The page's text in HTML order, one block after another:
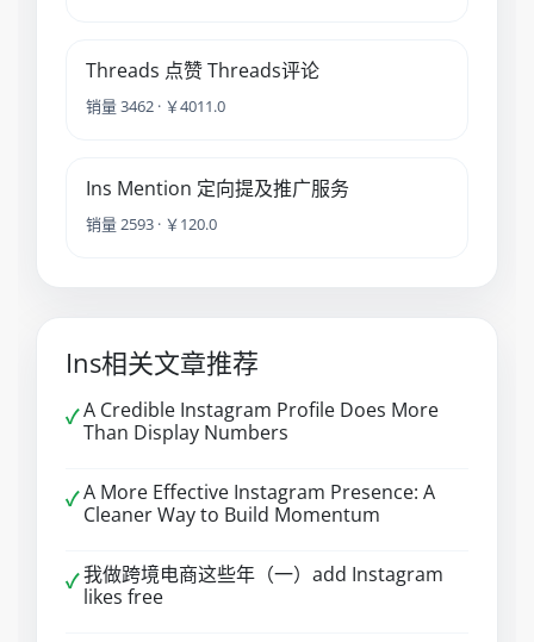
Threads 点赞 Threads评论
销量 3462 · ￥4011.0
Ins Mention 定向提及推广服务
销量 2593 · ￥120.0
Ins相关文章推荐
✓A Credible Instagram Profile Does More
Than Display Numbers
✓A More Effective Instagram Presence: A
Cleaner Way to Build Momentum
✓我做跨境电商这些年（一）add Instagram
likes free